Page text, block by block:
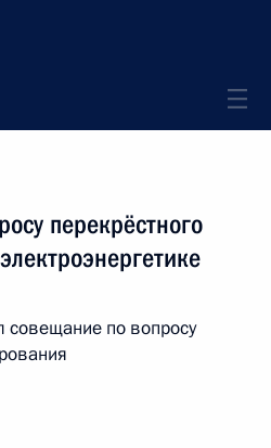
перекрёстного
совещание по вопросу